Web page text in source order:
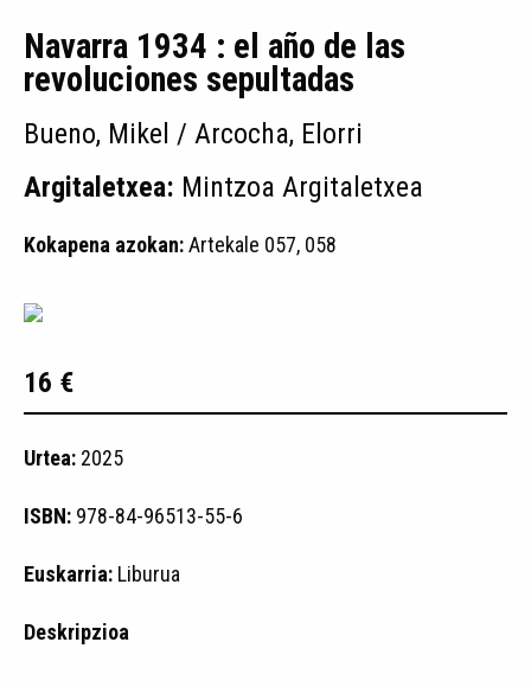
Navarra 1934 : el año de las
revoluciones sepultadas
Bueno, Mikel / Arcocha, Elorri
Argitaletxea: Mintzoa Argitaletxea
Kokapena azokan:Artekale 057, 058
16 €
Urtea: 2025
ISBN: 978-84-96513-55-6
Euskarria: Liburua
Deskripzioa